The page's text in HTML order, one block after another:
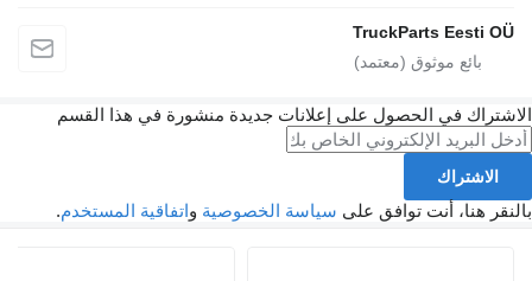
الحصول على إعلانات جديدة منشورة في هذا القسم
توافق على سياسة الخصوصيةو اتفاقية المستخدم.